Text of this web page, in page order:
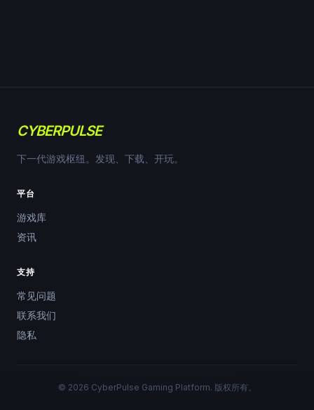
CYBERPULSE
下一代游戏枢纽。发现、下载、开玩。
平台
游戏库
资讯
支持
常见问题
联系我们
隐私
© 2026 CyberPulse Gaming Platform. 版权所有。